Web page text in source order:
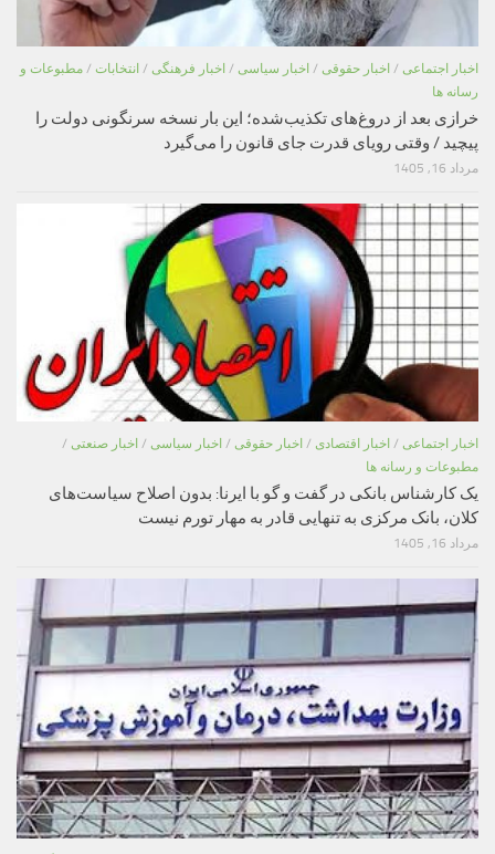
اخبار اجتماعی / اخبار حقوقی / اخبار سیاسی / اخبار فرهنگی / انتخابات / مطبوعات و
رسانه ها
خرازی بعد از دروغ‌های تکذیب‌شده؛ این بار نسخه سرنگونی دولت را
پیچید / وقتی رویای قدرت جای قانون را می‌گیرد
مرداد 16, 1405
اخبار اجتماعی / اخبار اقتصادی / اخبار حقوقی / اخبار سیاسی / اخبار صنعتی /
مطبوعات و رسانه ها
یک کارشناس بانکی در گفت و گو با ایرنا: بدون اصلاح سیاست‌های
کلان، بانک مرکزی به تنهایی قادر به مهار تورم نیست
مرداد 16, 1405